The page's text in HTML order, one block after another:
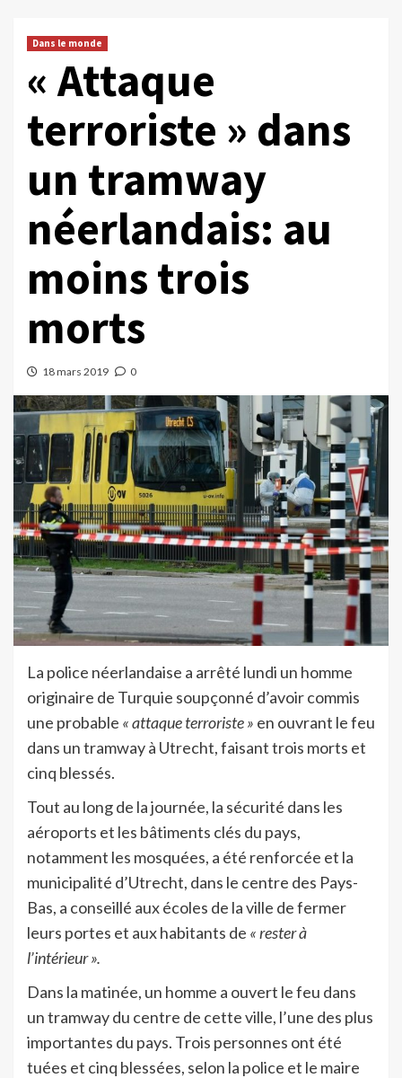
Dans le monde
« Attaque
terroriste » dans
un tramway
néerlandais: au
moins trois
morts
18 mars 2019 0
La police néerlandaise a arrêté lundi un homme
originaire de Turquie soupçonné d’avoir commis
une probable « attaque terroriste » en ouvrant le feu
dans un tramway à Utrecht, faisant trois morts et
cinq blessés.
Tout au long de la journée, la sécurité dans les
aéroports et les bâtiments clés du pays,
notamment les mosquées, a été renforcée et la
municipalité d’Utrecht, dans le centre des Pays-
Bas, a conseillé aux écoles de la ville de fermer
leurs portes et aux habitants de « rester à
l’intérieur ».
Dans la matinée, un homme a ouvert le feu dans
un tramway du centre de cette ville, l’une des plus
importantes du pays. Trois personnes ont été
tuées et cinq blessées, selon la police et le maire